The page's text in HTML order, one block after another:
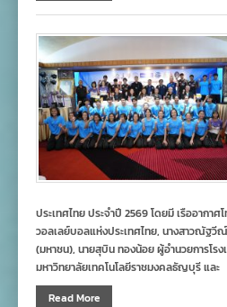
ประเทศไทย ประจำปี 2569 โดยมี เรืออากา
วอลเลย์บอลแห่งประเทศไทย, นางสาวณัฐ
(มหาชน), นายสุบิน ทองน้อย ผู้อำนวยการโ
มหาวิทยาลัยเทคโนโลยีราชมงคลธัญบุรี และ
Read More